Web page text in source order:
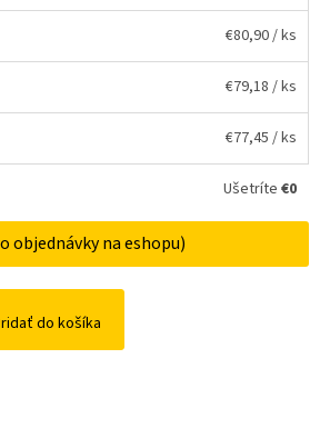
€80,90/ ks
€79,18 / ks
€77,45 / ks
Ušetríte €0
objednávky na eshopu)
do košíka